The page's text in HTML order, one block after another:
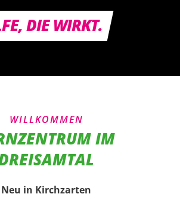
DIE WIRKT.
WILLKOMMEN
IM
Neu in Kirchzarten